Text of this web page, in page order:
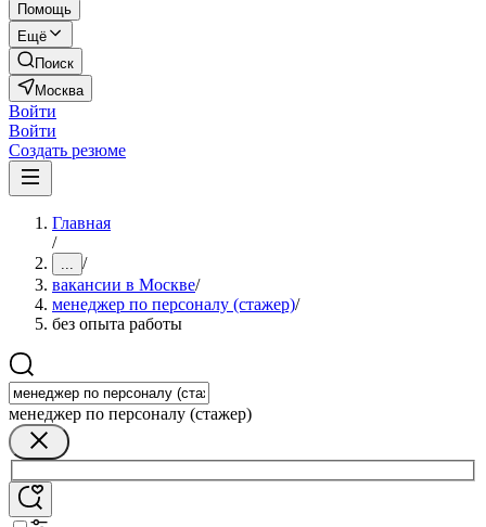
Помощь
Ещё
Поиск
Москва
Войти
Войти
Создать резюме
Главная
/
... /
вакансии в Москве/
менеджер по персоналу (стажер)/
без опыта работы
менеджер по персоналу (стажер)